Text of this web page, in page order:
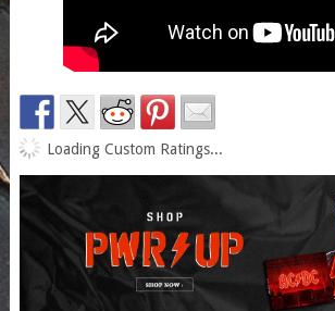
Loading Custom Ratings...